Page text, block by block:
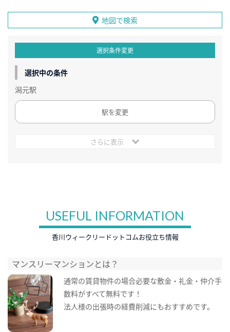
地図で検索
選択条件変更
選択中の条件
潟元駅
駅を変更
さらに表示
USEFUL INFORMATION
香川ウィークリードットコムお役立ち情報
マンスリーマンションとは？
通常の賃貸物件の場合必要な敷金・礼金・仲介手
数料がすべて無料です！
法人様の出張時の経費削減にもおすすめです。